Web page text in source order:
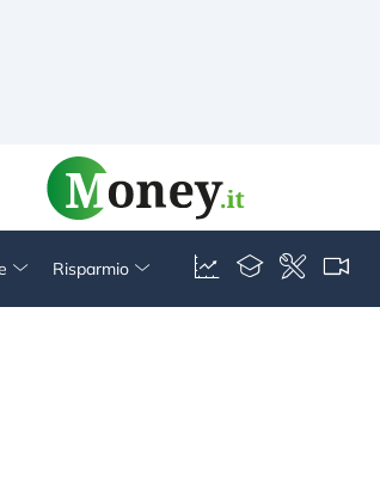
Risparmio